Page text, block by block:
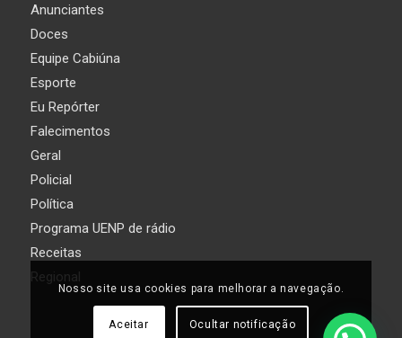
Anunciantes
Doces
Equipe Cabiúna
Esporte
Eu Repórter
Falecimentos
Geral
Policial
Política
Programa UENP de rádio
Receitas
Regional
Nosso site usa cookies para melhorar a navegação.
Aceitar Ocultar notificação